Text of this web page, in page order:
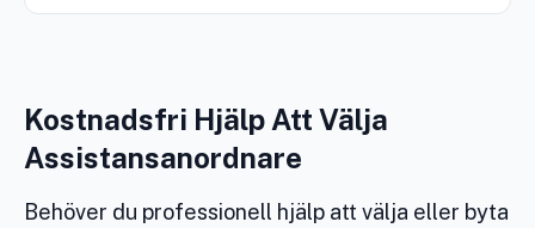
Kostnadsfri Hjälp Att Välja
Assistansanordnare
Behöver du professionell hjälp att välja eller byta